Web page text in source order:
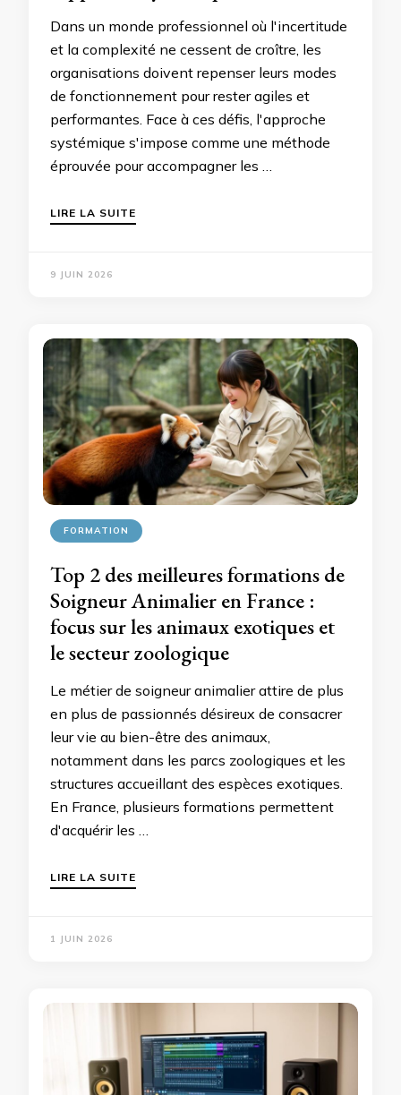
Dans un monde professionnel où l'incertitude
et la complexité ne cessent de croître, les
organisations doivent repenser leurs modes
de fonctionnement pour rester agiles et
performantes. Face à ces défis, l'approche
systémique s'impose comme une méthode
éprouvée pour accompagner les …
LIRE LA SUITE
9 JUIN 2026
FORMATION
Top 2 des meilleures formations de
Soigneur Animalier en France :
focus sur les animaux exotiques et
le secteur zoologique
Le métier de soigneur animalier attire de plus
en plus de passionnés désireux de consacrer
leur vie au bien-être des animaux,
notamment dans les parcs zoologiques et les
structures accueillant des espèces exotiques.
En France, plusieurs formations permettent
d'acquérir les …
LIRE LA SUITE
1 JUIN 2026